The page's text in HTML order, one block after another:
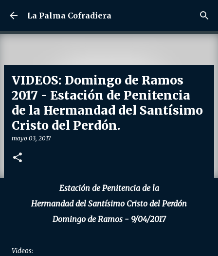
Ir al contenido principal
La Palma Cofradiera
VIDEOS: Domingo de Ramos
2017 - Estación de Penitencia
de la Hermandad del Santísimo
Cristo del Perdón.
mayo 03, 2017
Estación de Penitencia de la
Hermandad del Santísimo Cristo del Perdón
Domingo de Ramos - 9/04/2017
Videos: